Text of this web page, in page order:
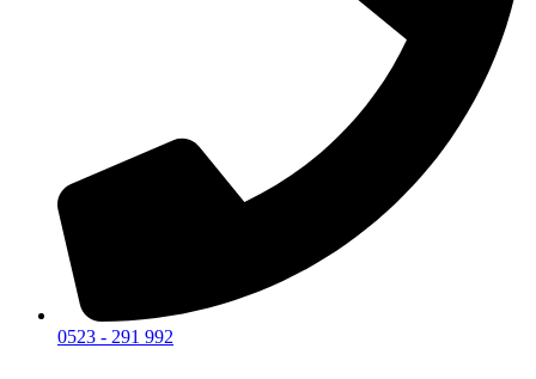
0523 - 291 992